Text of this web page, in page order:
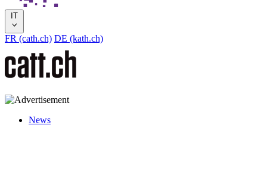
IT
FR (cath.ch) DE (kath.ch)
News